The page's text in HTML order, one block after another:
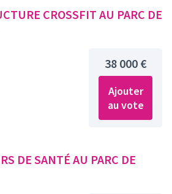
CROSSFIT AU PARC DE
38 000 €
Ajouter
au vote
DE SANTÉ AU PARC DE